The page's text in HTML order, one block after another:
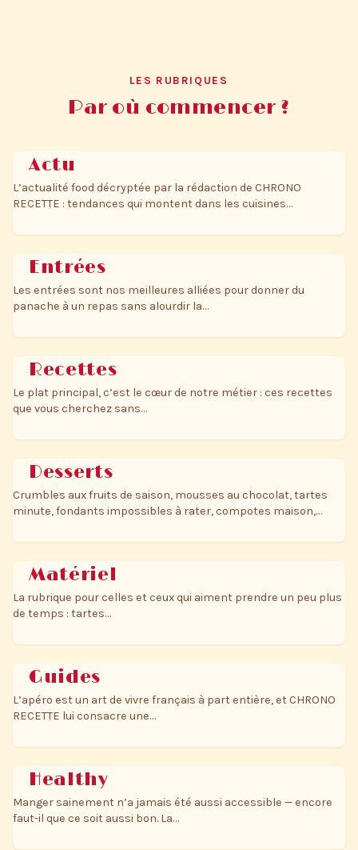
LES RUBRIQUES
Par où commencer ?
Actu
L’actualité food décryptée par la rédaction de CHRONO
RECETTE : tendances qui montent dans les cuisines…
Entrées
Les entrées sont nos meilleures alliées pour donner du
panache à un repas sans alourdir la…
Recettes
Le plat principal, c’est le cœur de notre métier : ces recettes
que vous cherchez sans…
Desserts
Crumbles aux fruits de saison, mousses au chocolat, tartes
minute, fondants impossibles à rater, compotes maison,…
Matériel
La rubrique pour celles et ceux qui aiment prendre un peu plus
de temps : tartes…
Guides
L’apéro est un art de vivre français à part entière, et CHRONO
RECETTE lui consacre une…
Healthy
Manger sainement n’a jamais été aussi accessible — encore
faut-il que ce soit aussi bon. La…